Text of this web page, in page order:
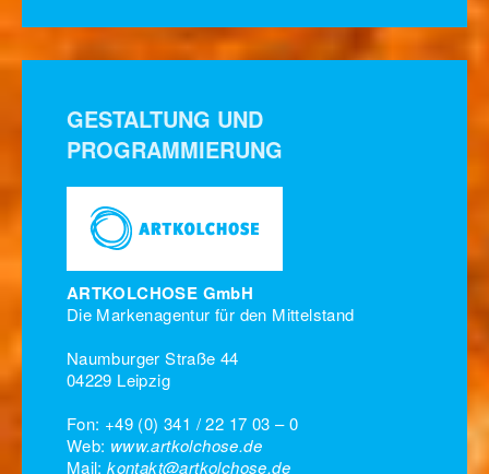
GESTALTUNG UND
PROGRAMMIERUNG
ARTKOLCHOSE GmbH
Die Markenagentur für den Mittelstand
Naumburger Straße 44
04229 Leipzig
Fon: +49 (0) 341 / 22 17 03 – 0
Web: www.artkolchose.de
Mail:kontakt@artkolchose.de